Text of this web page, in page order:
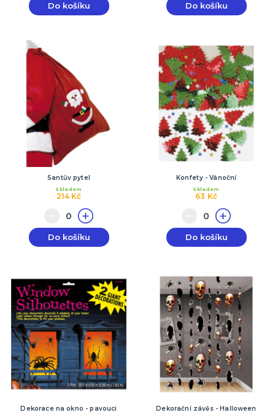
Do košíku Do košíku
Santův pytel
214 Kč
Skladem
Do košíku
Konfety - Vánoční
63 Kč
Skladem
Do košíku
Dekorace na okno - pavouci Dekorační závěs - Halloween